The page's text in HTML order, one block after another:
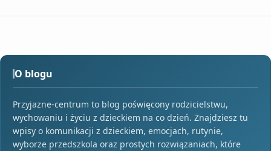
O blogu
Przyjazne-centrum to blog poświęcony rodzicielstwu,
wychowaniu i życiu z dzieckiem na co dzień. Znajdziesz tu
wpisy o komunikacji z dzieckiem, emocjach, rutynie,
wyborze przedszkola oraz prostych rozwiązaniach, które